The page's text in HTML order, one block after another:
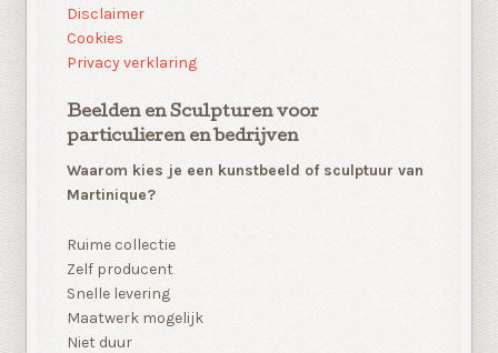
Disclaimer
Cookies
Privacy verklaring
Beelden en Sculpturen voor
particulieren en bedrijven
Waarom kies je een kunstbeeld of sculptuur van
Martinique?
Ruime collectie
Zelf producent
Snelle levering
Maatwerk mogelijk
Niet duur